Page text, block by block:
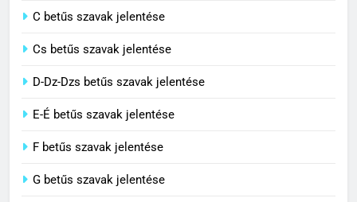
C BETŰS SZAVAK JELENTÉSE
3
4
C betűs szavak jelentése
Cs betűs szavak jelentése
D-Dz-Dzs betűs szavak jelentése
E-É betűs szavak jelentése
F betűs szavak jelentése
G betűs szavak jelentése